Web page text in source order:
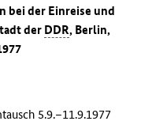
bei der Einreise und
der DDR, Berlin,
5.9.–11.9.1977